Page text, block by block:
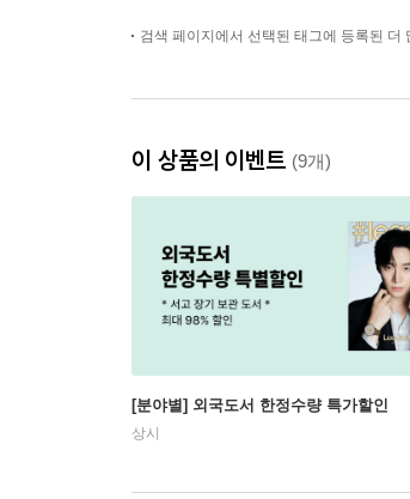
검색 페이지에서 선택된 태그에 등록된 더
이 상품의 이벤트 (9개)
[분야별] 외국도서 한정수량 특가할인
상시